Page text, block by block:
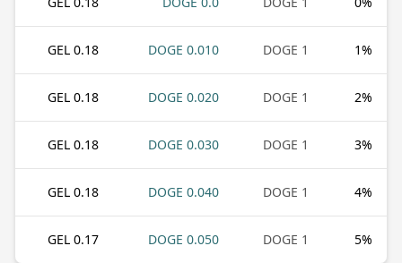
1%
1 DOGE
0.010 DOGE
0.18 GEL
2%
1 DOGE
0.020 DOGE
0.18 GEL
3%
1 DOGE
0.030 DOGE
0.18 GEL
4%
1 DOGE
0.040 DOGE
0.18 GEL
5%
1 DOGE
0.050 DOGE
0.17 GEL